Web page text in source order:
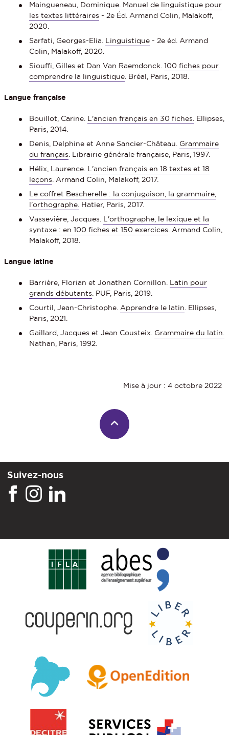
Maingueneau, Dominique. Manuel de linguistique pour
les textes littéraires - 2e Éd. Armand Colin, Malakoff,
2020.
Sarfati, Georges-Elia. Linguistique - 2e éd. Armand
Colin, Malakoff, 2020.
Siouffi, Gilles et Dan Van Raemdonck.100 fiches pour
comprendre la linguistique. Bréal, Paris, 2018.
Langue française
Bouillot, Carine. L'ancien français en 30 fiches. Ellipses,
Paris, 2014.
Denis, Delphine et Anne Sancier-Château. Grammaire
du français. Librairie générale française, Paris, 1997.
Hélix, Laurence. L'ancien français en 18 textes et 18
leçons. Armand Colin, Malakoff, 2017.
Le coffret Bescherelle : la conjugaison, la grammaire,
l'orthographe. Hatier, Paris, 2017.
Vassevière, Jacques. L'orthographe, le lexique et la
syntaxe : en 100 fiches et 150 exercices. Armand Colin,
Malakoff, 2018.
Langue latine
Barrière, Florian et Jonathan Cornillon. Latin pour
grands débutants . PUF, Paris, 2019.
Courtil, Jean-Christophe. Apprendre le latin . Ellipses,
Paris, 2021.
Gaillard, Jacques et Jean Cousteix. Grammaire du latin.
Nathan, Paris, 1992.
Mise à jour : 4 octobre 2022
Suivez-nous